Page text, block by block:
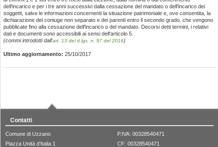
dell'incarico e per i tre anni successivi dalla cessazione del mandato o dell'incarico dei
soggetti, salve le informazioni concernenti la situazione patrimoniale e, ove consentita, la
dichiarazione del coniuge non separato e dei parenti entro il secondo grado, che vengono
pubblicate fino alla cessazione dell'incarico o del mandato. Decorsi detti termini, i relativi
dati e documenti sono accessibili ai sensi dell'articolo 5.
(commi introdotti dall'art. 13 del d.lgs. n. 97 del 2016)
Ultimo aggiornamento: 25/10/2017
Contatti
Comune di Uzzano
Piazza Unità d'Italia 1
P.IVA: 00328540471
CF: 00328540471